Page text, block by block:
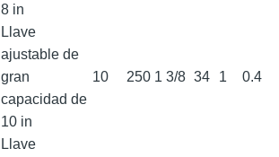
8 in
Llave
ajustable de
gran
capacidad de
10 in
10 250 1 3/8 34 1 0.4
Llave